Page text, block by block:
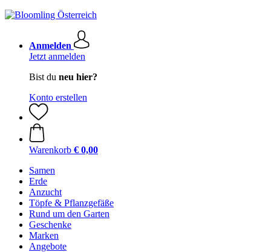
Anmelden
Jetzt anmelden
Bist du neu hier?
Konto erstellen
Warenkorb € 0,00
Samen
Erde
Anzucht
Töpfe & Pflanzgefäße
Rund um den Garten
Geschenke
Marken
Angebote